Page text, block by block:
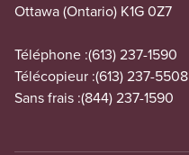
Ottawa (Ontario) K1G 0Z7
Téléphone :(613) 237-1590
Télécopieur :(613) 237-5508
Sans frais :(844) 237-1590